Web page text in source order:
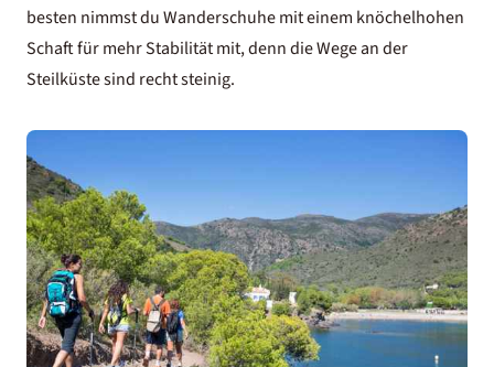
besten nimmst du Wanderschuhe mit einem knöchelhohen
Schaft für mehr Stabilität mit, denn die Wege an der
Steilküste sind recht steinig.